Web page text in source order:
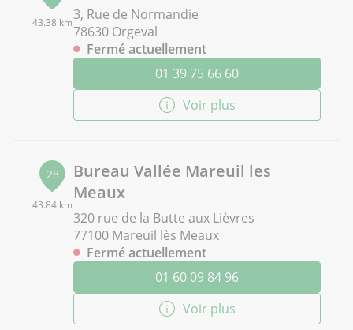
43.38 km3, Rue de Normandie
78630 Orgeval
Fermé actuellement
01 39 75 66 60
Voir plus
28
43.84 km
Bureau Vallée Mareuil les
Meaux
320 rue de la Butte aux Lièvres
77100 Mareuil lès Meaux
Fermé actuellement
01 60 09 84 96
Voir plus